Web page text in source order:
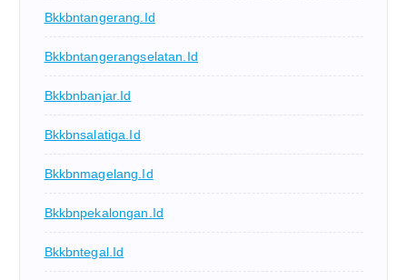
Bkkbntangerang.id
Bkkbntangerangselatan.id
Bkkbnbanjar.id
Bkkbnsalatiga.id
Bkkbnmagelang.id
Bkkbnpekalongan.id
Bkkbntegal.id